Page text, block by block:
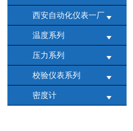
西安自动化仪表一厂
温度系列
压力系列
校验仪表系列
密度计